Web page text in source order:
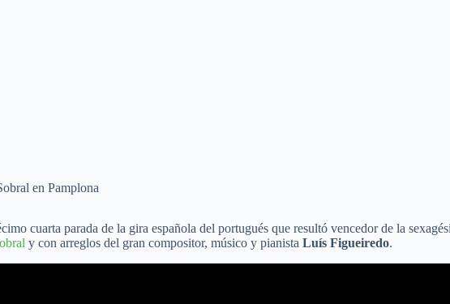
cuarta parada de la gira española del portugués que resultó vencedor de la
y con arreglos del gran compositor, músico y pianista Luís Figueiredo.